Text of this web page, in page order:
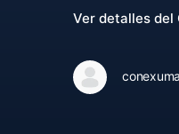
Ver detalles del